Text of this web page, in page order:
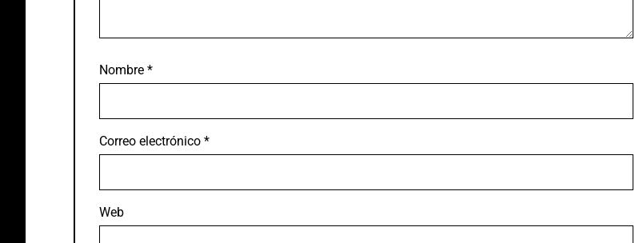
Nombre *
Correo electrónico *
Web